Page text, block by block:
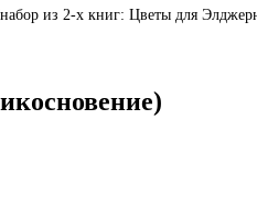
из 2-х книг: Цветы для